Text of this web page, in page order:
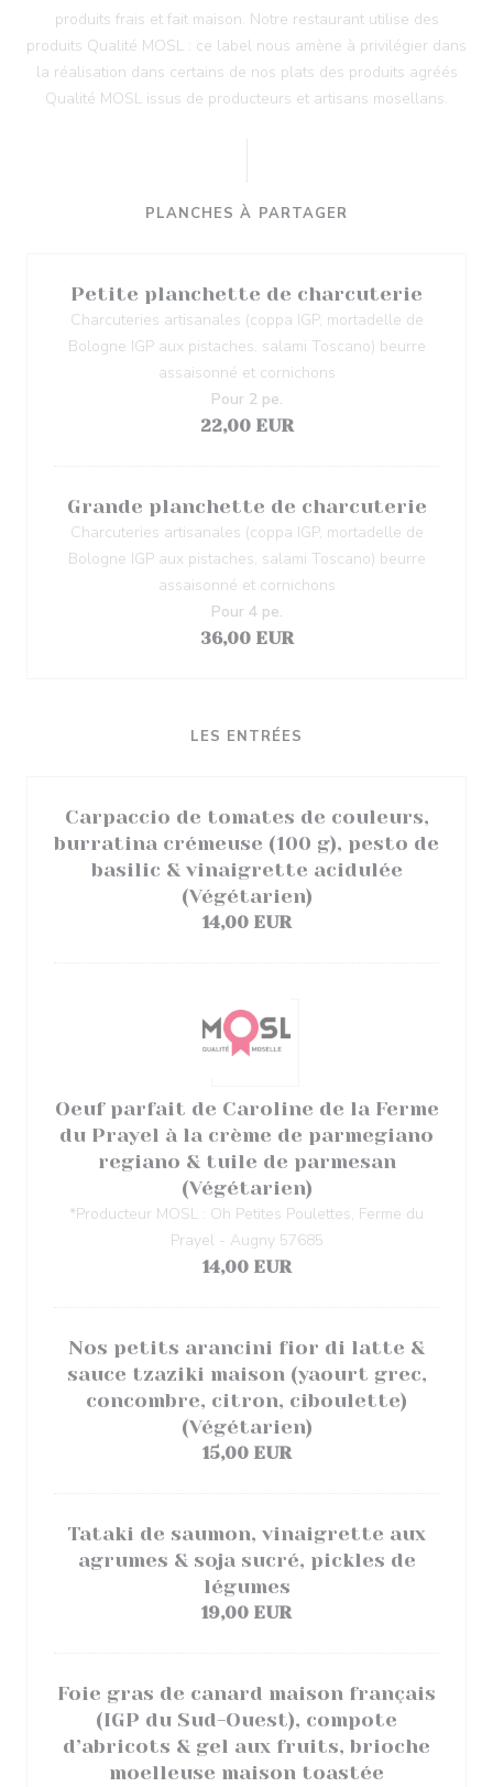
produits frais et fait maison. Notre restaurant utilise des
produits Qualité MOSL : ce label nous amène à privilégier dans
la réalisation dans certains de nos plats des produits agréés
Qualité MOSL issus de producteurs et artisans mosellans.
PLANCHES À PARTAGER
Petite planchette de charcuterie
Charcuteries artisanales (coppa IGP, mortadelle de
Bologne IGP aux pistaches, salami Toscano) beurre
assaisonné et cornichons
22,00 EUR
Pour 2 pe.
Grande planchette de charcuterie
Charcuteries artisanales (coppa IGP, mortadelle de
Bologne IGP aux pistaches, salami Toscano) beurre
assaisonné et cornichons
36,00 EUR
Pour 4 pe.
LES ENTRÉES
Carpaccio de tomates de couleurs,
burratina crémeuse (100 g), pesto de
basilic & vinaigrette acidulée
(Végétarien)
14,00 EUR
Oeuf parfait de Caroline de la Ferme
du Prayel à la crème de parmegiano
regiano & tuile de parmesan
(Végétarien)
*Producteur MOSL : Oh Petites Poulettes, Ferme du
Prayel - Augny 57685
14,00 EUR
Nos petits arancini fior di latte &
sauce tzaziki maison (yaourt grec,
concombre, citron, ciboulette)
(Végétarien)
15,00 EUR
Tataki de saumon, vinaigrette aux
agrumes & soja sucré, pickles de
légumes
19,00 EUR
Foie gras de canard maison français
(IGP du Sud-Ouest), compote
d’abricots & gel aux fruits, brioche
moelleuse maison toastée